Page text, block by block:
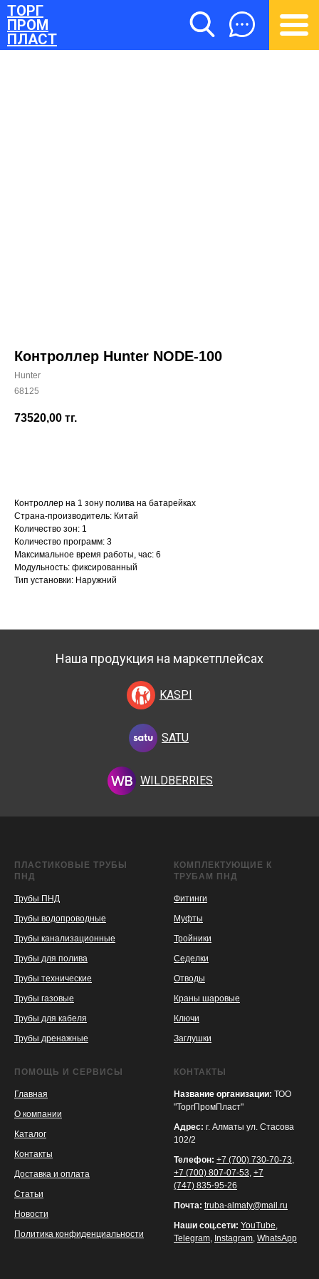
ТОРГ
ПРОМ
ПЛАСТ
Контроллер Hunter NODE-100
Hunter
68125
73520,00 тг.
Контроллер на 1 зону полива на батарейках
Страна-производитель: Китай
Количество зон: 1
Количество программ: 3
Максимальное время работы, час: 6
Модульность: фиксированный
Тип установки: Наружний
Наша продукция на маркетплейсах
KASPI
KASPI
SATU
SATU
WILDBERRIES
WILDBERRIES
ПЛАСТИКОВЫЕ ТРУБЫ
ПНД
Трубы ПНД
Трубы водопроводные
Трубы канализационные
Трубы для полива
Трубы технические
Трубы газовые
Трубы для кабеля
Трубы дренажные
КОМПЛЕКТУЮЩИЕ К
ТРУБАМ ПНД
Фитинги
Муфты
Тройники
Седелки
Отводы
Краны шаровые
Ключи
Заглушки
ПОМОЩЬ И СЕРВИСЫ
Главная
О компании
Каталог
Контакты
Доставка и оплата
Статьи
Новости
Политика конфиденциальности
КОНТАКТЫ
Название организации: ТОО
"ТоргПромПласт"
Адрес: г. Алматы ул. Стасова
102/2
Телефон: +7 (700) 730-70-73,
+7 (700) 807-07-53, +7
(747) 835-95-26
Почта: truba-almaty@mail.ru
Наши соц.сети: YouTube,
Telegram, Instagram, WhatsApp